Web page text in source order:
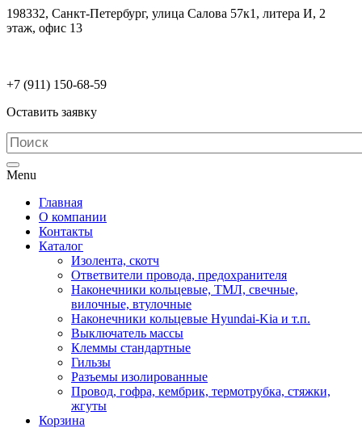
198332, Санкт-Петербург, улица Салова 57к1, литера И, 2
этаж, офис 13
+7 (911) 150-68-59
Оставить заявку
Menu
Главная
О компании
Контакты
Каталог
Изолента, скотч
Ответвители провода, предохранителя
Наконечники кольцевые, ТМЛ, свечные,
вилочные, втулочные
Наконечники кольцевые Hyundai-Kia и т.п.
Выключатель массы
Клеммы стандартные
Гильзы
Разъемы изолированные
Провод, гофра, кембрик, термотрубка, стяжки,
жгуты
Корзина